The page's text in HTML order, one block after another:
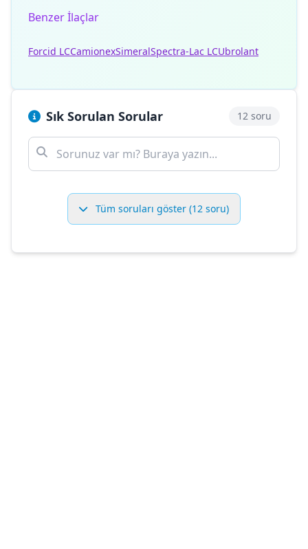
Benzer İlaçlar
Forcid LCCamionexSimeralSpectra-Lac LCUbrolant
Sık Sorulan Sorular 12 soru
Tüm soruları göster (12 soru)